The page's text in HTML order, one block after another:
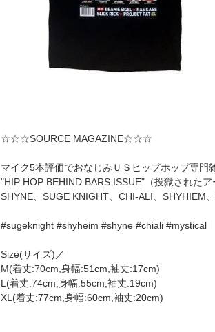
☆☆☆SOURCE MAGAZINE☆☆☆
マイク5本評価でおなじみＵＳヒップホップ専門
"HIP HOP BEHIND BARS ISSUE"（投獄された
SHYNE、SUGE KNIGHT、CHI-ALI、SHYHIEM
#sugeknight #shyheim #shyne #chiali #mystical
Size(サイズ)／
M(着丈:70cm,身幅:51cm,袖丈:17cm)
L(着丈:74cm,身幅:55cm,袖丈:19cm)
XL(着丈:77cm,身幅:60cm,袖丈:20cm)